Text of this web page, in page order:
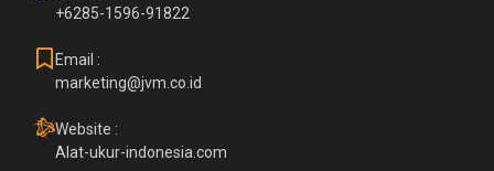
+6285-1596-91822
Email :
marketing@jvm.co.id
Website :
Alat-ukur-indonesia.com